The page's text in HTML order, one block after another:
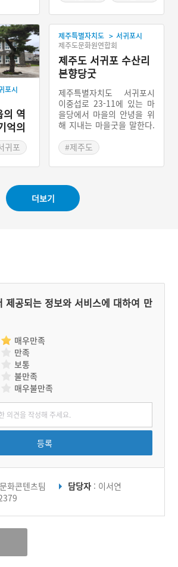
포시
의 역
억의
귀포
제주특별자치도 > 서귀포시
제주도문화원연합회
제주도 서귀포 수산리
본향당굿
제주특별자치도 서귀포시
이중섭로 23-11에 있는 마
을당에서 마을의 안녕을 위
해 지내는 마을굿을 말한다.
되는 규모의 슬레이트집으
로 되어 있다. 당 옆에는 신
목인 큰 팽나무가 있다. 원
나중에 당집을 지은 것이다.
#제주도
더보기
제공되는 정보와 서비스에 대하여 만
매우만족
만족
보통
불만족
매우불만족
등록
화콘텐츠팀 담당자 : 이서연